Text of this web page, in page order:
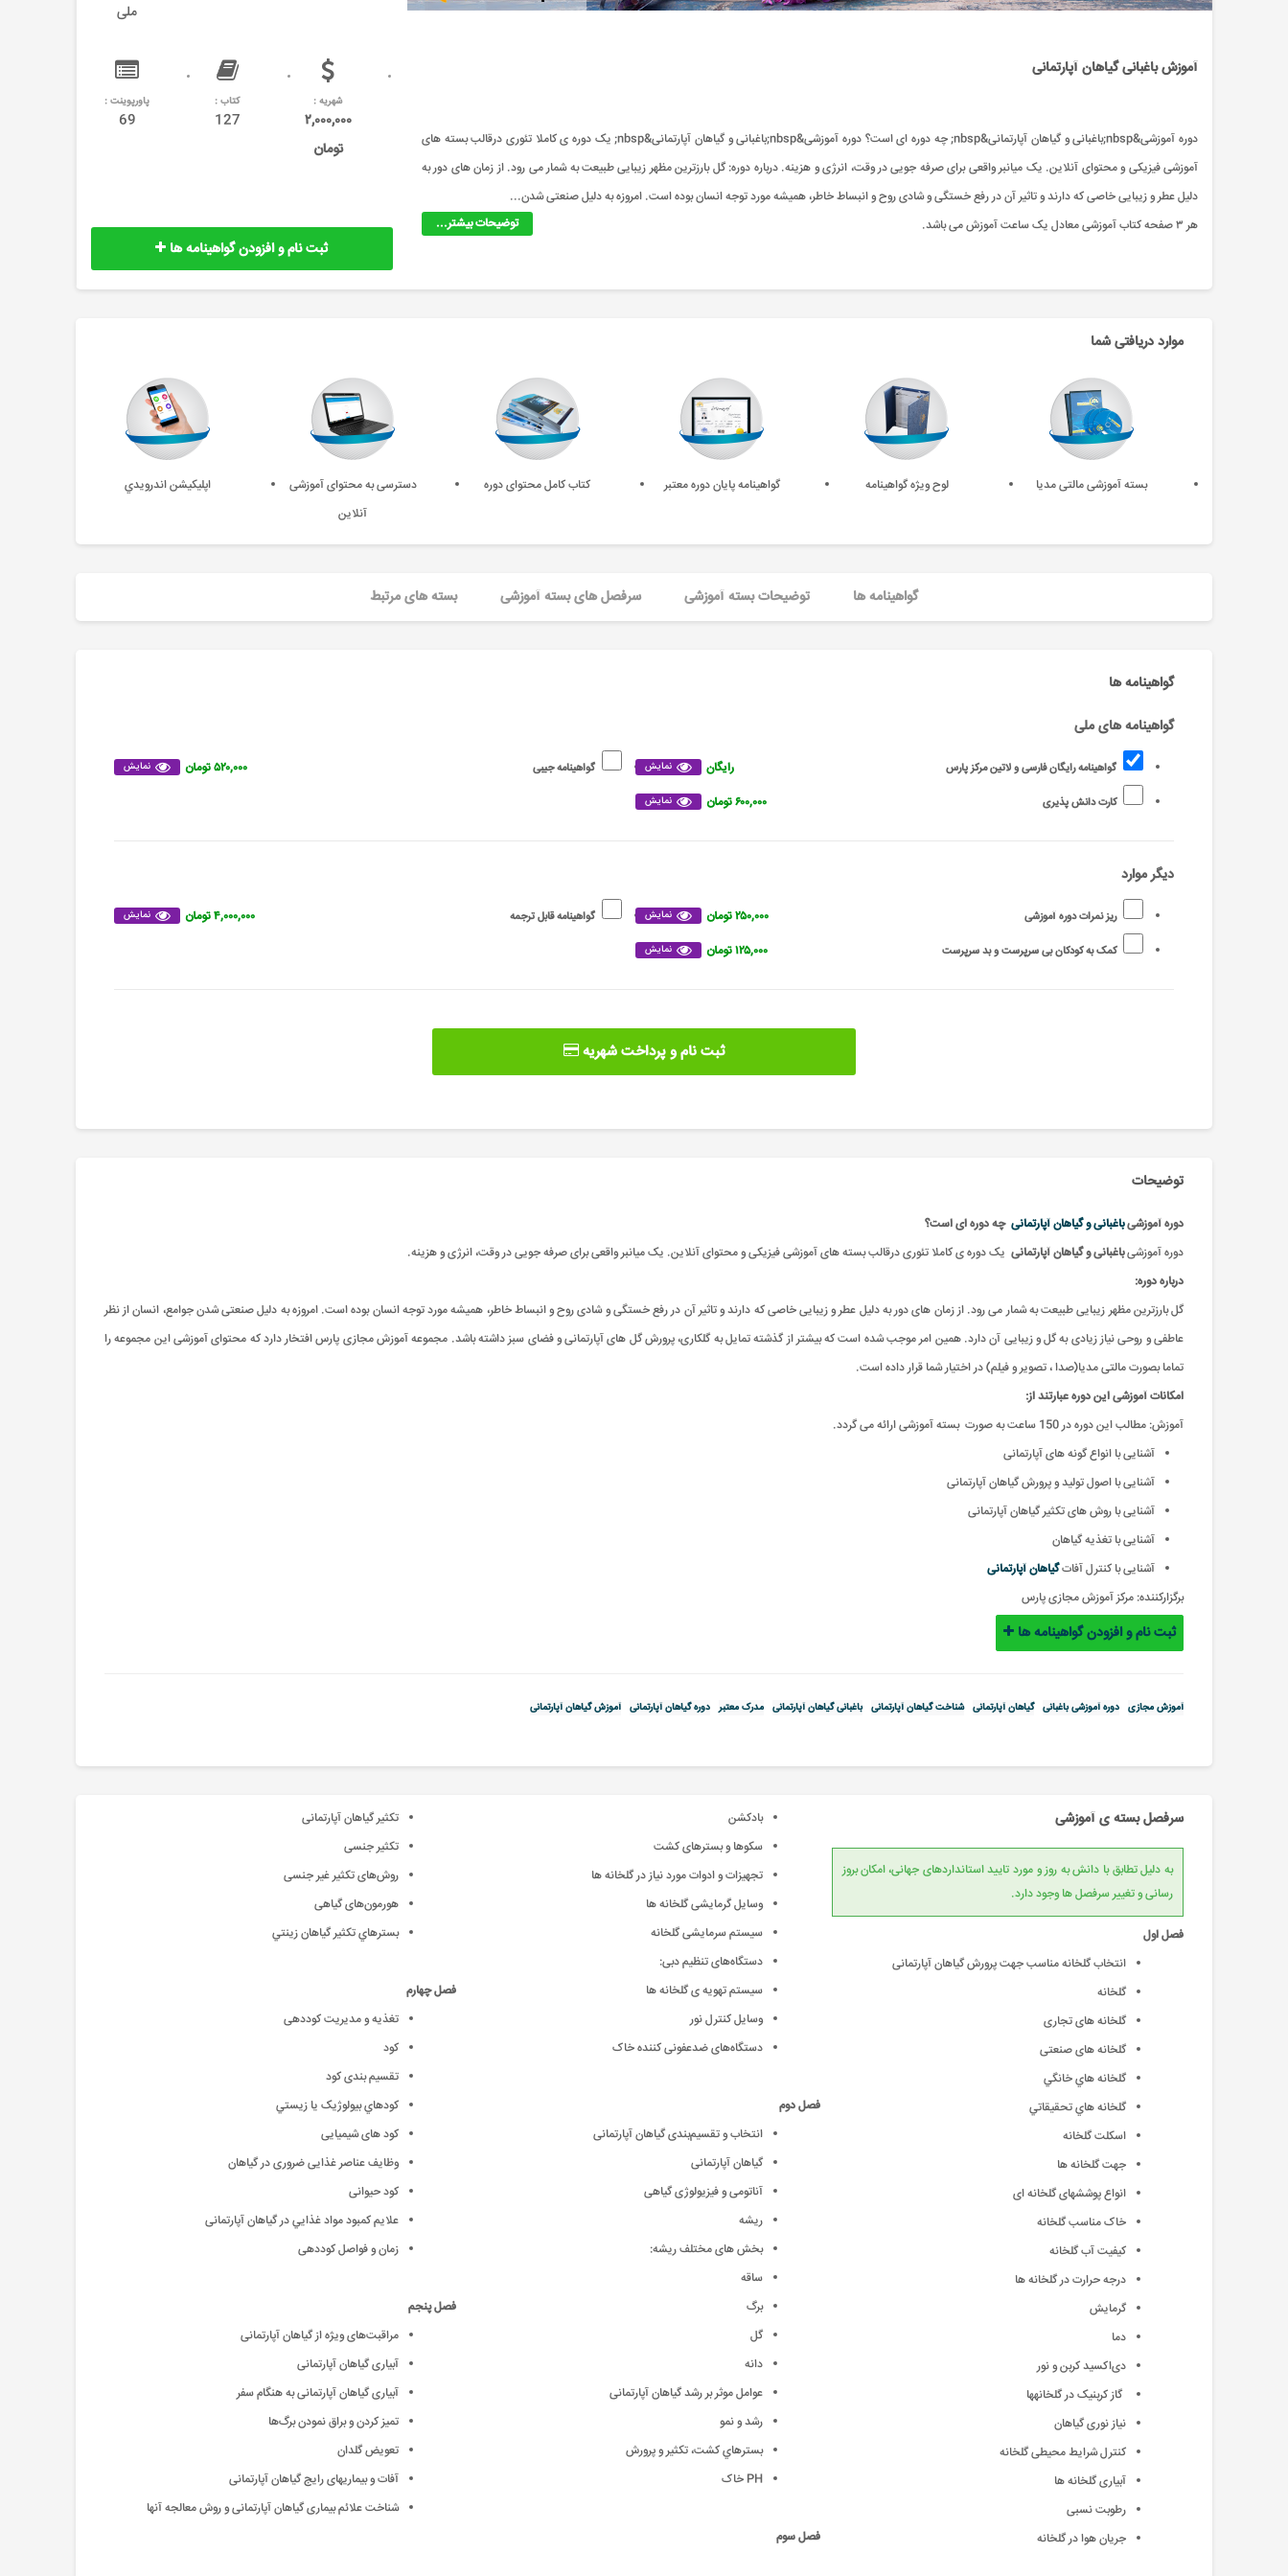
آموزش باغبانی گیاهان آپارتمانی
دوره آموزشی&nbsp;باغبانی و گیاهان آپارتمانی&nbsp; چه دوره ای است؟ دوره آموزشی&nbsp;باغبانی و گیاهان آپارتمانی&nbsp; یک دوره ی کاملا تئوری درقالب بسته های
آموزشی فیزیکی و محتوای آنلاین. یک میانبر واقعی برای صرفه جویی در وقت، انرژی و هزینه. درباره دوره: گل بارزترین مظهر زیبایی طبیعت به شمار می رود. از زمان های دور به
دلیل عطر و زیبایی خاصی که دارند و تاثیر آن در رفع خستگی و شادی روح و انبساط خاطر، همیشه مورد توجه انسان بوده است. امروزه به دلیل صنعتی شدن...
توضیحات بیشتر...
هر ۳ صفحه کتاب آموزشی معادل یک ساعت آموزش می باشد.
ملی
شهریه :
۲,۰۰۰,۰۰۰
تومان
کتاب :
127
پاورپوینت :
69
ثبت نام و افزودن گواهینامه ها
موارد دریافتی شما
بسته آموزشی مالتی مدیا لوح ویژه گواهینامه گواهینامه پایان دوره معتبر کتاب کامل محتوای دوره
دسترسی به محتوای آموزشی
آنلاین
اپليکيشن اندرويدي
گواهینامه ها توضیحات بسته آموزشی سرفصل های بسته آموزشی بسته های مرتبط
گواهینامه ها
گواهینامه های ملی
گواهینامه رایگان فارسی و لاتین مرکز پارس نمایش رایگان
کارت دانش پذیری نمایش ۶۰۰,۰۰۰ تومان
گواهینامه جیبی نمایش ۵۲۰,۰۰۰ تومان
دیگر موارد
ریز نمرات دوره آموزشی نمایش ۲۵۰,۰۰۰ تومان
کمک به کودکان بی سرپرست و بد سرپرست نمایش ۱۲۵,۰۰۰ تومان
گواهینامه قابل ترجمه نمایش ۴,۰۰۰,۰۰۰ تومان
ثبت نام و پرداخت شهریه
توضیحات
دوره آموزشیباغبانی و گیاهان آپارتمانی چه دوره ای است؟
دوره آموزشیباغبانی و گیاهان آپارتمانی یک دوره ی کاملا تئوری درقالب بسته های آموزشی فیزیکی و محتوای آنلاین. یک میانبر واقعی برای صرفه جویی در وقت، انرژی و هزینه.
درباره دوره:
گل بارزترین مظهر زیبایی طبیعت به شمار می رود. از زمان های دور به دلیل عطر و زیبایی خاصی که دارند و تاثیر آن در رفع خستگی و شادی روح و انبساط خاطر، همیشه مورد توجه انسان بوده است. امروزه به دلیل صنعتی شدن جوامع، انسان از نظر
عاطفی و روحی نیاز زیادی به گل و زیبایی آن دارد. همین امر موجب شده است که بیشتر از گذشته تمایل به گلکاری، پرورش گل های آپارتمانی و فضای سبز داشته باشد. مجموعه آموزش مجازی پارس افتخار دارد که محتوای آموزشی این مجموعه را
تماما بصورت مالتی مدیا(صدا ، تصویر و فیلم) در اختیار شما قرار داده است.
امکانات آموزشی این دوره عبارتند از:
آموزش: مطالب این دوره در 150 ساعت به صورت بسته آموزشی ارائه می گردد.
آشنایی با انواع گونه های آپارتمانی
آشنایی با اصول تولید و پرورش گیاهان آپارتمانی
آشنایی با روش های تکثیر گیاهان آپارتمانی
آشنایی با تغذیه گیاهان
آشنایی با کنترل آفاتگیاهان آپارتمانی
برگزارکننده: مرکز آموزش مجازی پارس
ثبت نام و افزودن گواهینامه ها
آموزش مجازی دوره آموزشی باغبانی گیاهان آپارتمانی شناخت گیاهان آپارتمانی باغبانی گیاهان آپارتمانی مدرک معتبر دوره گیاهان آپارتمانی آموزش گیاهان آپارتمانی
سرفصل بسته ی آموزشی
به دلیل تطابق با دانش به روز و مورد تایید استانداردهای جهانی، امکان بروز
رسانی و تغییر سرفصل ها وجود دارد.
فصل اول
انتخاب گلخانه مناسب جهت پرورش گیاهان آپارتمانی
گلخانه
گلخانه های تجاری
گلخانه های صنعتی
گلخانه هاي خانگي
گلخانه هاي تحقيقاتي
اسكلت گلخانه
جهت گلخانه ها
انواع پوششهای گلخانه ای
خاک مناسب گلخانه
کیفیت آب گلخانه
درجه حرارت در گلخانه ها
گرمایش
دما
دی‌اکسید کربن و نور
گاز کربنیک در گلخانه­ها
نیاز نوری گیاهان
کنترل شرایط محیطی گلخانه
آبیاری گلخانه ها
رطوبت نسبی
جریان هوا در گلخانه
بادکشن
سکوها و بسترهای کشت
تجهیزات و ادوات مورد نیاز در گلخانه ها
وسايل گرمايشی گلخانه ها
سيستم سرمايشی گلخانه
دستگاه‌های تنظيم دبی:
سيستم تهويه ی گلخانه ها
وسايل کنترل نور
دستگاه‌های ضدعفونی کننده خاک
فصل دوم
انتخاب و تقسیم‌بندی گیاهان آپارتمانی
گیاهان آپارتمانی
آناتومی و فیزیولوژی گیاهی
ریشه
بخش های مختلف ریشه:
ساقه
برگ
گل
دانه
عوامل موثر بر رشد گیاهان آپارتمانی
رشد و نمو
بسترهاي کشت، تکثير و پرورش
PH خاک
فصل سوم
تکثیر گیاهان آپارتمانی
تکثیر جنسی
روش‌های تکثیر غیر جنسی
هورمون‌های گیاهی
بسترهاي تکثير گياهان زينتي
فصل چهارم
تغذیه و مدیریت کوددهی
کود
تقسیم بندی کود
کودهاي بيولوژيک يا زيستي
کود های شیمیایی
وظایف عناصر غذایی ضروری در گیاهان
کود حیوانی
علایم کمبود مواد غذايي در گیاهان آپارتمانی
زمان و فواصل کوددهی
فصل پنجم
مراقبت‌های ویژه از گیاهان آپارتمانی
آبیاری گیاهان آپارتمانی
آبیاری گیاهان آپارتمانی به هنگام سفر
تمیز کردن و براق نمودن برگ‌ها
تعویض گلدان
آفات و بیماریهای رایج گیاهان آپارتمانی
شناخت علائم بیماری گیاهان آپارتمانی و روش معالجه آنها